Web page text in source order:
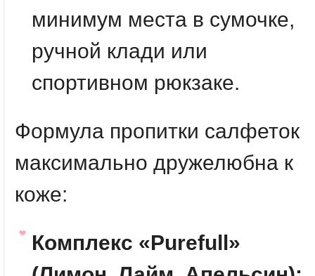
минимум места в сумочке,
ручной клади или
спортивном рюкзаке.
Формула пропитки салфеток
максимально дружелюбна к
коже:
Комплекс «Purefull»